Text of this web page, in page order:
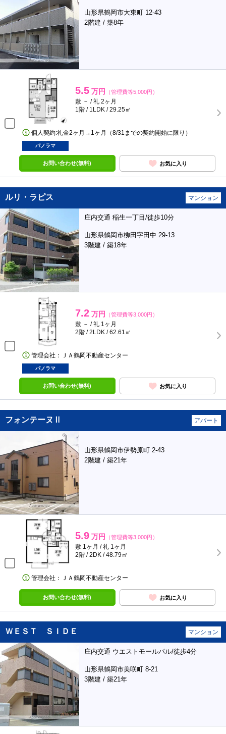
山形県鶴岡市大東町 12-43
2階建 / 築8年
5.5 万円 （管理費等5,000円）
敷 － / 礼 2ヶ月
1階 / 1LDK / 29.25㎡
個人契約:礼金2ヶ月→1ヶ月（8/31までの契約開始に限り）
パノラマ
お問い合わせ(無料) お気に入り
ルリ・ラピス マンション
庄内交通 稲生一丁目/徒歩10分
山形県鶴岡市柳田字田中 29-13
3階建 / 築18年
7.2 万円 （管理費等3,000円）
敷 － / 礼 1ヶ月
2階 / 2LDK / 62.61㎡
管理会社：ＪＡ鶴岡不動産センター
パノラマ
お問い合わせ(無料) お気に入り
フォンテーヌⅡ アパート
山形県鶴岡市伊勢原町 2-43
2階建 / 築21年
5.9 万円 （管理費等3,000円）
敷 1ヶ月 / 礼 1ヶ月
2階 / 2DK / 48.79㎡
管理会社：ＪＡ鶴岡不動産センター
お問い合わせ(無料) お気に入り
ＷＥＳＴ ＳＩＤＥ マンション
庄内交通 ウエストモールパル/徒歩4分
山形県鶴岡市美咲町 8-21
3階建 / 築21年